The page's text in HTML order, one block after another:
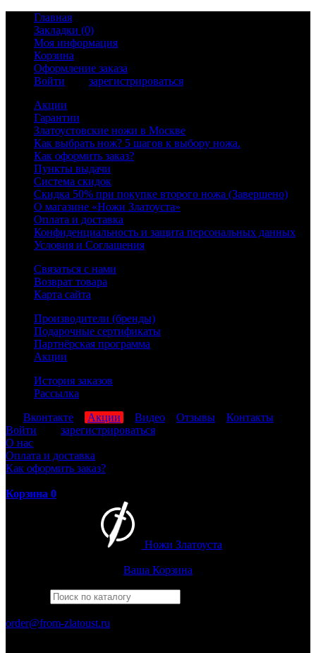
Главная
Закладки (0)
Моя информация
Корзина
Оформление заказа
Войти
зарегистрироваться
Акции
Гарантии
Златоустовские ножи в Москве
Как выбрать нож? 5 шагов к выбору ножа.
Как оформить заказ?
Пункты выдачи
Система скидок
Скидка 50% при покупке второго ножа (Завершено)
О магазине «Ножи Златоуста»
Оплата и доставка
Конфиденциальность и защита персональных данных
Условия и Соглашения
Связаться с нами
Возврат товара
Карта сайта
Производители (бренды)
Подарочные сертификаты
Партнёрская программа
Акции
История заказов
Рассылка
Вконтакте Акции Видео Отзывы
Контакты
Войти
зарегистрироваться
О нас
Оплата и доставка
Как оформить заказ?
Корзина 0
Ножи Златоуста
Ваша Корзина
order@from-zlatoust.ru